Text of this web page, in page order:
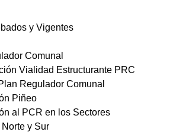
y Vigentes
Comunal
Vialidad Estructurante PRC
Regulador Comunal
Piñeo
al PCR en los Sectores
y Sur